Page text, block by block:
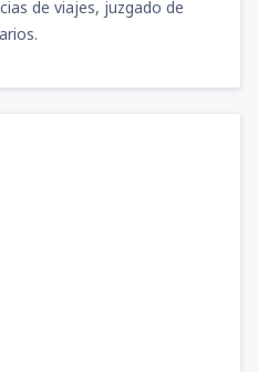
de viajes, juzgado de